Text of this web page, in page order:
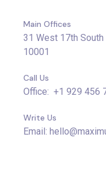
Main Offices
31 West 17th South
10001
Call Us
Office: +1 929 456
Write Us
Email: